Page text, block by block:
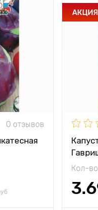
0 отзывов
АКЦИЯ
Кол-